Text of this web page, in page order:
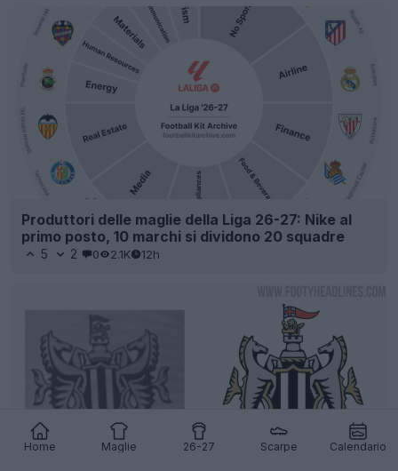
Home Maglie 26-27 Scarpe Calendario
Produttori delle maglie della Liga 26-27: Nike al
primo posto, 10 marchi si dividono 20 squadre
5 2 0 2.1K 12h